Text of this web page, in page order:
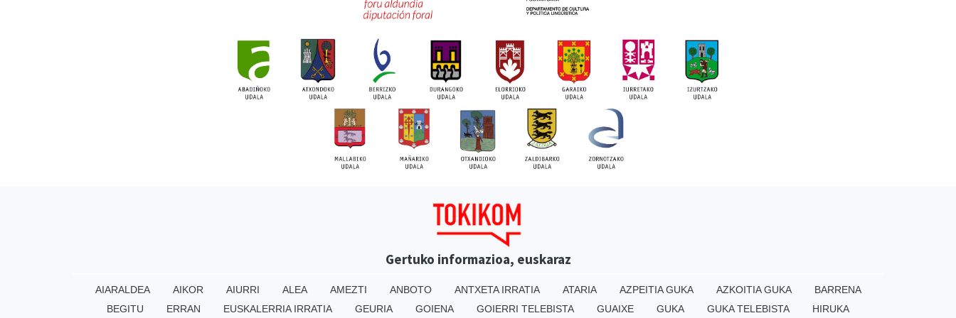
Gertuko informazioa, euskaraz
AIARALDEA AIKOR AIURRI ALEA AMEZTI ANBOTO ANTXETA IRRATIA ATARIA AZPEITIA GUKA AZKOITIA GUKA
BARRENA
BEGITU
ERRAN EUSKALERRIA IRRATIA GEURIA GOIENA GOIERRI TELEBISTA GUAIXE GUKA GUKA TELEBISTA HIRUKA